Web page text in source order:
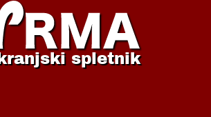
kranjski spletnik